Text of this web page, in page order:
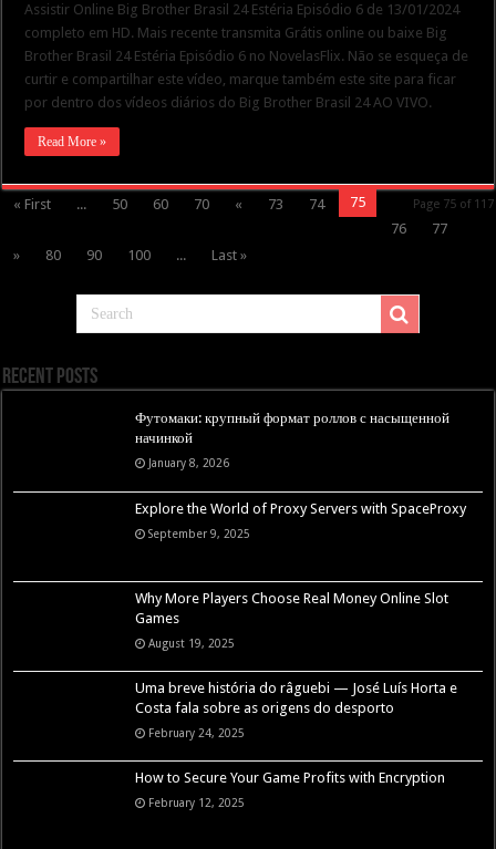
Assistir Online Big Brother Brasil 24 Estéria Episódio 6 de 13/01/2024
completo em HD. Mais recente transmita Grátis online ou baixe Big
Brother Brasil 24 Estéria Episódio 6 no NovelasFlix. Não se esqueça de
curtir e compartilhar este vídeo, marque também este site para ficar
por dentro dos vídeos diários do Big Brother Brasil 24 AO VIVO.
Read More »
Page 75 of 117
« First ... 50 60 70 « 73 74
75
76
77
»
80 90 100 ... Last »
Recent Posts
Футомаки: крупный формат роллов с насыщенной
начинкой
January 8, 2026
Explore the World of Proxy Servers with SpaceProxy
September 9, 2025
Why More Players Choose Real Money Online Slot
Games
August 19, 2025
Uma breve história do râguebi — José Luís Horta e
Costa fala sobre as origens do desporto
February 24, 2025
How to Secure Your Game Profits with Encryption
February 12, 2025